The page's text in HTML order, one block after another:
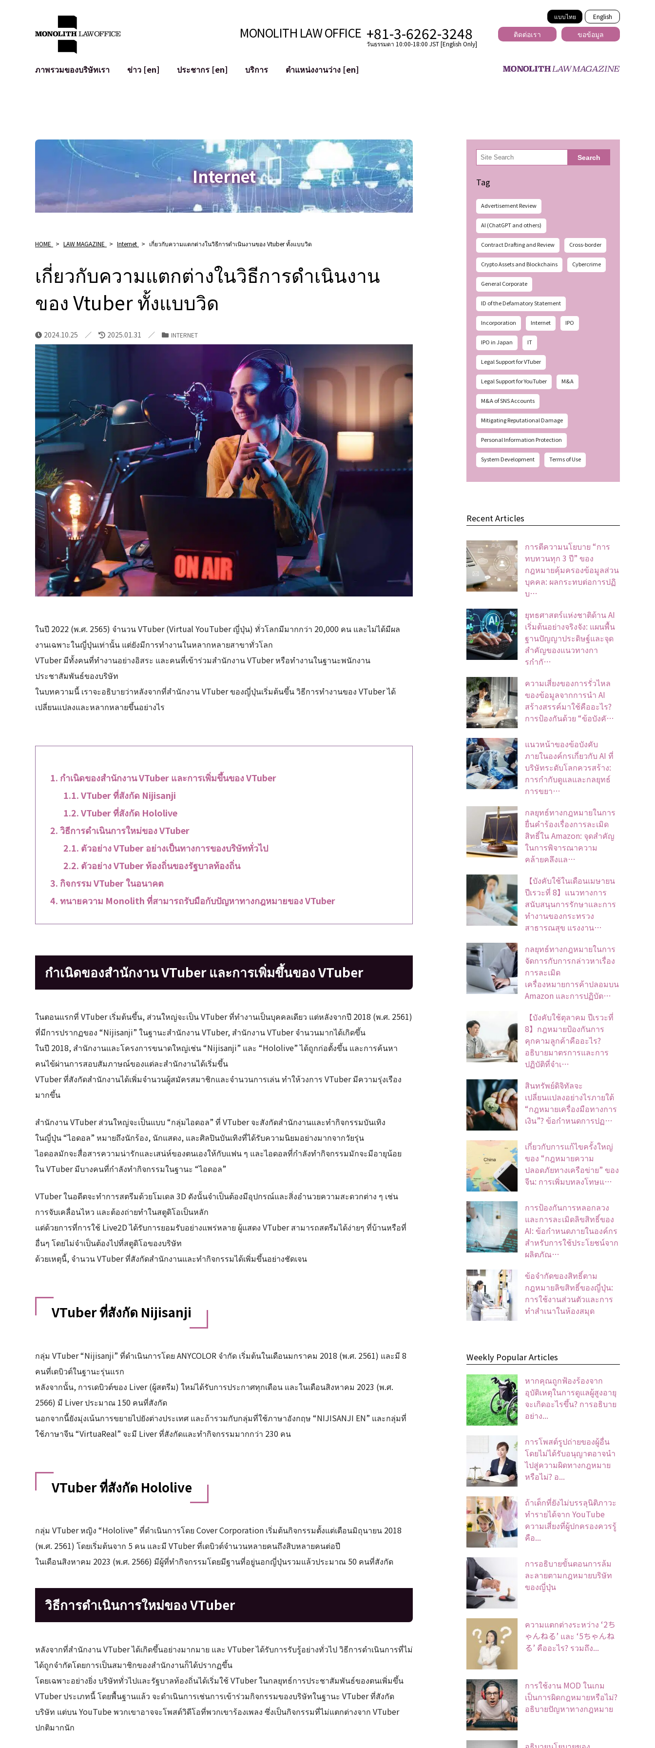
แบบไทย English
MONOLITH LAW OFFICE +81-3-6262-3248
วันธรรมดา 10:00-18:00 JST [English Only]
ติดต่อเรา ขอข้อมูล
ภาพรวมของบริษัทเรา
ข่าว [en] ประชากร [en]
บริการ
การป้องกันข้อมูลส่วนบุคคล
การตรวจสอบโฆษณา
AI (ChatGPT ฯลฯ)
อาชญากรรมไซเบอร์
การบรรเทาความเสียหายต่อชื่อเสียง
การระบุตัวตนของคำกล่าวหาที่เป็นการใส่ร้าย
ตำแหน่งงานว่าง [en]
Internet
HOME > LAW MAGAZINE > Internet > เกี่ยวกับความแตกต่างในวิธีการดำเนินงานของ Vtuber ทั้งแบบวิด
เกี่ยวกับความแตกต่างในวิธีการดำเนินงาน
ของ Vtuber ทั้งแบบวิด
2024.10.25 2025.01.31 INTERNET
ในปี 2022 (พ.ศ. 2565) จำนวน VTuber (Virtual YouTuber ญี่ปุ่น) ทั่วโลกมีมากกว่า 20,000 คน และไม่ได้มีผล
งานเฉพาะในญี่ปุ่นเท่านั้น แต่ยังมีการทำงานในหลากหลายสาขาทั่วโลก
VTuber มีทั้งคนที่ทำงานอย่างอิสระ และคนที่เข้าร่วมสำนักงาน VTuber หรือทำงานในฐานะพนักงาน
ประชาสัมพันธ์ของบริษัท
ในบทความนี้ เราจะอธิบายว่าหลังจากที่สำนักงาน VTuber ของญี่ปุ่นเริ่มต้นขึ้น วิธีการทำงานของ VTuber ได้
เปลี่ยนแปลงและหลากหลายขึ้นอย่างไร
กำเนิดของสำนักงาน VTuber และการเพิ่มขึ้นของ VTuber
VTuber ที่สังกัด Nijisanji
VTuber ที่สังกัด Hololive
วิธีการดำเนินการใหม่ของ VTuber
ตัวอย่าง VTuber อย่างเป็นทางการของบริษัททั่วไป
ตัวอย่าง VTuber ท้องถิ่นของรัฐบาลท้องถิ่น
กิจกรรม VTuber ในอนาคต
ทนายความ Monolith ที่สามารถรับมือกับปัญหาทางกฎหมายของ VTuber
กำเนิดของสำนักงาน VTuber และการเพิ่มขึ้นของ VTuber
ในตอนแรกที่ VTuber เริ่มต้นขึ้น, ส่วนใหญ่จะเป็น VTuber ที่ทำงานเป็นบุคคลเดียว แต่หลังจากปี 2018 (พ.ศ. 2561)
ที่มีการปรากฏของ “Nijisanji” ในฐานะสำนักงาน VTuber, สำนักงาน VTuber จำนวนมากได้เกิดขึ้น
ในปี 2018, สำนักงานและโครงการขนาดใหญ่เช่น “Nijisanji” และ “Hololive” ได้ถูกก่อตั้งขึ้น และการค้นหา
คนไข้ผ่านการสอบสัมภาษณ์ของแต่ละสำนักงานได้เริ่มขึ้น
VTuber ที่สังกัดสำนักงานได้เพิ่มจำนวนผู้สมัครสมาชิกและจำนวนการเล่น ทำให้วงการ VTuber มีความรุ่งเรือง
มากขึ้น
สำนักงาน VTuber ส่วนใหญ่จะเป็นแบบ “กลุ่มไอดอล” ที่ VTuber จะสังกัดสำนักงานและทำกิจกรรมบันเทิง
ในญี่ปุ่น “ไอดอล” หมายถึงนักร้อง, นักแสดง, และศิลปินบันเทิงที่ได้รับความนิยมอย่างมากจากวัยรุ่น
ไอดอลมักจะสื่อสารความน่ารักและเสน่ห์ของตนเองให้กับแฟน ๆ และไอดอลที่กำลังทำกิจกรรมมักจะมีอายุน้อย
ใน VTuber มีบางคนที่กำลังทำกิจกรรมในฐานะ “ไอดอล”
VTuber ในอดีตจะทำการสตรีมด้วยโมเดล 3D ดังนั้นจำเป็นต้องมีอุปกรณ์และสิ่งอำนวยความสะดวกต่าง ๆ เช่น
การจับเคลื่อนไหว และต้องถ่ายทำในสตูดิโอเป็นหลัก
แต่ด้วยการที่การใช้ Live2D ได้รับการยอมรับอย่างแพร่หลาย ผู้แสดง VTuber สามารถสตรีมได้ง่ายๆ ที่บ้านหรือที่
อื่นๆ โดยไม่จำเป็นต้องไปที่สตูดิโอของบริษัท
ด้วยเหตุนี้, จำนวน VTuber ที่สังกัดสำนักงานและทำกิจกรรมได้เพิ่มขึ้นอย่างชัดเจน
VTuber ที่สังกัด Nijisanji
กลุ่ม VTuber “Nijisanji” ที่ดำเนินการโดย ANYCOLOR จำกัด เริ่มต้นในเดือนมกราคม 2018 (พ.ศ. 2561) และมี 8
คนที่เดบิวต์ในฐานะรุ่นแรก
หลังจากนั้น, การเดบิวต์ของ Liver (ผู้สตรีม) ใหม่ได้รับการประกาศทุกเดือน และในเดือนสิงหาคม 2023 (พ.ศ.
2566) มี Liver ประมาณ 150 คนที่สังกัด
นอกจากนี้ยังมุ่งเน้นการขยายไปยังต่างประเทศ และถ้ารวมกับกลุ่มที่ใช้ภาษาอังกฤษ “NIJISANJI EN” และกลุ่มที่
ใช้ภาษาจีน “VirtuaReal” จะมี Liver ที่สังกัดและทำกิจกรรมมากกว่า 230 คน
VTuber ที่สังกัด Hololive
กลุ่ม VTuber หญิง “Hololive” ที่ดำเนินการโดย Cover Corporation เริ่มต้นกิจกรรมตั้งแต่เดือนมิถุนายน 2018
(พ.ศ. 2561) โดยเริ่มต้นจาก 5 คน และมี VTuber ที่เดบิวต์จำนวนหลายคนถึงสิบหลายคนต่อปี
ในเดือนสิงหาคม 2023 (พ.ศ. 2566) มีผู้ที่ทำกิจกรรมโดยมีฐานที่อยู่นอกญี่ปุ่นรวมแล้วประมาณ 50 คนที่สังกัด
วิธีการดำเนินการใหม่ของ VTuber
หลังจากที่สำนักงาน VTuber ได้เกิดขึ้นอย่างมากมาย และ VTuber ได้รับการรับรู้อย่างทั่วไป วิธีการดำเนินการที่ไม่
ได้ถูกจำกัดโดยการเป็นสมาชิกของสำนักงานก็ได้ปรากฏขึ้น
โดยเฉพาะอย่างยิ่ง บริษัททั่วไปและรัฐบาลท้องถิ่นได้เริ่มใช้ VTuber ในกลยุทธ์การประชาสัมพันธ์ของตนเพิ่มขึ้น
VTuber ประเภทนี้ โดยพื้นฐานแล้ว จะดำเนินการเช่นการเข้าร่วมกิจกรรมของบริษัทในฐานะ VTuber ที่สังกัด
บริษัท แต่บน YouTube พวกเขาอาจจะโพสต์วิดีโอที่พวกเขาร้องเพลง ซึ่งเป็นกิจกรรมที่ไม่แตกต่างจาก VTuber
ปกติมากนัก
検
索 Search
Tag
Advertisement Review
AI (ChatGPT and others)
Contract Drafting and Review Cross-border
Crypto Assets and Blockchains Cybercrime
General Corporate
ID of the Defamatory Statement
Incorporation Internet IPO
IPO in Japan IT
Legal Support for VTuber
Legal Support for YouTuber M&A
M&A of SNS Accounts
Mitigating Reputational Damage
Personal Information Protection
System Development Terms of Use
Recent Articles
การตีความนโยบาย “การ
ทบทวนทุก 3 ปี” ของ
กฎหมายคุ้มครองข้อมูลส่วน
บุคคล: ผลกระทบต่อการปฏิ
บ…
ยุทธศาสตร์แห่งชาติด้าน AI
เริ่มต้นอย่างจริงจัง: แผนพื้น
ฐานปัญญาประดิษฐ์และจุด
สำคัญของแนวทางกา
รกำกั…
ความเสี่ยงของการรั่วไหล
ของข้อมูลจากการนำ AI
สร้างสรรค์มาใช้คืออะไร?
การป้องกันด้วย “ข้อบังคั…
แนวหน้าของข้อบังคับ
ภายในองค์กรเกี่ยวกับ AI ที่
บริษัทระดับโลกควรสร้าง:
การกำกับดูแลและกลยุทธ์
การขยา…
กลยุทธ์ทางกฎหมายในการ
ยื่นคำร้องเรื่องการละเมิด
สิทธิ์ใน Amazon: จุดสำคัญ
ในการพิจารณาความ
คล้ายคลึงแล…
【บังคับใช้ในเดือนเมษายน
ปีเรวะที่ 8】แนวทางการ
สนับสนุนการรักษาและการ
ทำงานของกระทรวง
สาธารณสุข แรงงาน…
กลยุทธ์ทางกฎหมายในการ
จัดการกับการกล่าวหาเรื่อง
การละเมิด
เครื่องหมายการค้าปลอมบน
Amazon และการปฏิบัต…
【บังคับใช้ตุลาคม ปีเรวะที่
8】กฎหมายป้องกันการ
คุกคามลูกค้าคืออะไร?
อธิบายมาตรการและการ
ปฏิบัติที่จำเ…
สินทรัพย์ดิจิทัลจะ
เปลี่ยนแปลงอย่างไรภายใต้
“กฎหมายเครื่องมือทางการ
เงิน”? ข้อกำหนดการปฏ…
เกี่ยวกับการแก้ไขครั้งใหญ่
ของ “กฎหมายความ
ปลอดภัยทางเครือข่าย” ของ
จีน: การเพิ่มบทลงโทษแ…
การป้องกันการหลอกลวง
และการละเมิดลิขสิทธิ์ของ
AI: ข้อกำหนดภายในองค์กร
สำหรับการใช้ประโยชน์จาก
ผลิตภัณ…
ข้อจํากัดของสิทธิ์ตาม
กฎหมายลิขสิทธิ์ของญี่ปุ่น:
การใช้งานส่วนตัวและการ
ทําสําเนาในห้องสมุด
Weekly Popular Articles
หากคุณถูกฟ้องร้องจาก
อุบัติเหตุในการดูแลผู้สูงอายุ
จะเกิดอะไรขึ้น? การอธิบาย
อย่าง...
การโพสต์รูปถ่ายของผู้อื่น
โดยไม่ได้รับอนุญาตอาจนํา
ไปสู่ความผิดทางกฎหมาย
หรือไม่? อ...
ถ้าเด็กที่ยังไม่บรรลุนิติภาวะ
ทำรายได้จาก YouTube
ความเสี่ยงที่ผู้ปกครองควรรู้
คือ...
การอธิบายขั้นตอนการล้ม
ละลายตามกฎหมายบริษัท
ของญี่ปุ่น
ความแตกต่างระหว่าง ‘2ち
ゃんねる’ และ ‘5ちゃんね
る’ คืออะไร? รวมถึง...
การใช้งาน MOD ในเกม
เป็นการผิดกฎหมายหรือไม่?
อธิบายปัญหาทางกฎหมาย